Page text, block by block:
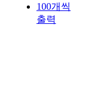
100개씩
출력